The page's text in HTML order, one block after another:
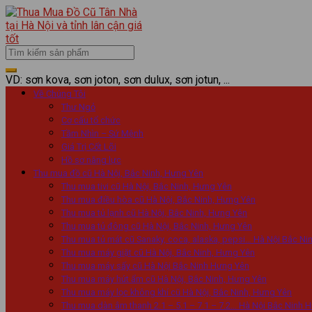
VD: sơn kova, sơn joton, sơn dulux, sơn jotun, ...
Về Chúng Tôi
Thư Ngỏ
Cơ cấu tổ chức
Tầm Nhìn – Sứ Mệnh
Giá Trị Cốt Lõi
Hồ sơ năng lực
Thu mua đồ cũ Hà Nội, Bắc Ninh, Hưng Yên
Thu mua tivi cũ Hà Nội, Bắc Ninh, Hưng Yên
Thu mua điều hòa cũ Hà Nội, Bắc Ninh, Hưng Yên
Thu mua tủ lạnh cũ Hà Nội, Bắc Ninh, Hưng Yên
Thu mua tủ đông cũ Hà Nội, Bắc Ninh, Hưng Yên
Thu mua tủ mát cũ Sanaky, coca, alaska, pepsi… Hà Nội Bắc
Thu mua máy giặt cũ Hà Nội, Bắc Ninh, Hưng Yên
Thu mua máy sấy cũ Hà Nội Bắc Ninh Hưng Yên
Thu mua máy hút ẩm cũ Hà Nội, Bắc Ninh, Hưng Yên
Thu mua máy lọc không khí cũ Hà Nội, Bắc Ninh, Hưng Yên
Thu mua dàn âm thanh 2.1 – 5.1 – 7.1 – 7.2… Hà Nội Bắc Ninh